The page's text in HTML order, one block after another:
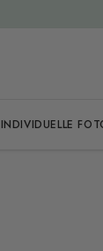
INDIVIDUELLE